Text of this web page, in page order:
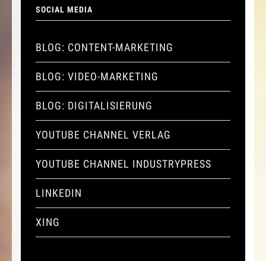
SOCIAL MEDIA
BLOG: CONTENT-MARKETING
BLOG: VIDEO-MARKETING
BLOG: DIGITALISIERUNG
YOUTUBE CHANNEL VERLAG
YOUTUBE CHANNEL INDUSTRYPRESS
LINKEDIN
XING